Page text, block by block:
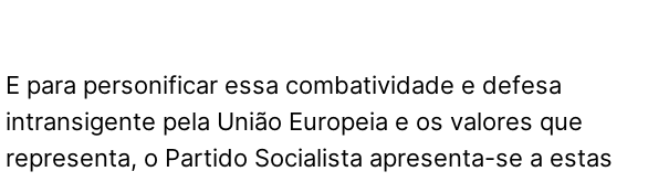
E para personificar essa combatividade e defesa
intransigente pela União Europeia e os valores que
representa, o Partido Socialista apresenta-se a estas